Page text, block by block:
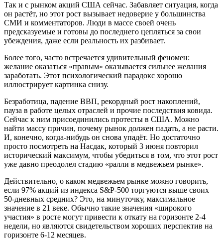
Так и с рынком акций США сейчас. Забавляет ситуация, когда
он растёт, но этот рост вызывает недоверие у большинства
СМИ и комментаторов. Люди в массе своей очень
предсказуемые и готовы до последнего цепляться за свои
убеждения, даже если реальность их разбивает.
Более того, часто встречается удивительный феномен:
желание оказаться «правым» оказывается сильнее желания
заработать. Этот психологический парадокс хорошо
иллюстрирует картинка снизу.
Безработица, падение ВВП, рекордный рост накоплений,
пауза в работе целых отраслей и прочие последствия ковида.
Сейчас к ним присоединились протесты в США. Можно
найти массу причин, почему рынок должен падать, а не расти.
И, конечно, когда-нибудь он снова упадёт. Но достаточно
просто посмотреть на Насдак, который 3 июня повторил
исторический максимум, чтобы убедиться в том, что этот рост
уже давно преодолел стадию «ралли в медвежьем рынке».
Действительно, о каком медвежьем рынке можно говорить,
если 97% акций из индекса S&P-500 торгуются выше своих
50-дневных средних? Это, на минуточку, максимальное
значение в 21 веке. Обычно такие значения «широкого
участия» в росте могут привести к откату на горизонте 2-4
недели, но являются свидетельством хороших перспектив на
горизонте 6-12 месяцев.